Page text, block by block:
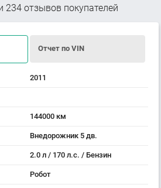
234 отзывов покупателей
Отчет по VIN
2011
144000 км
Внедорожник 5 дв.
2.0 л / 170 л.с. / Бензин
Робот